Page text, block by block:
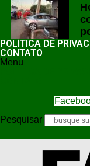
POLÍTICA DE
CONTATO
Menu
Pesquisar